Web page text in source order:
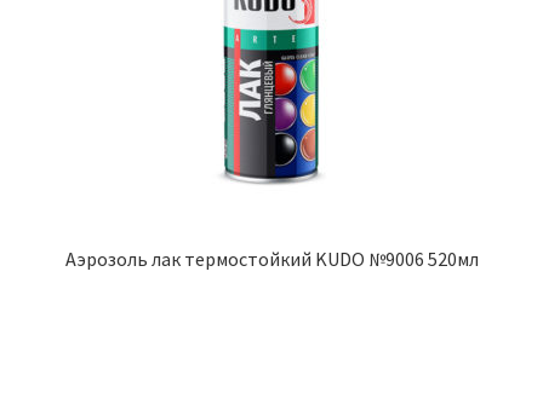
Аэрозоль лак термостойкий KUDO №9006 520мл